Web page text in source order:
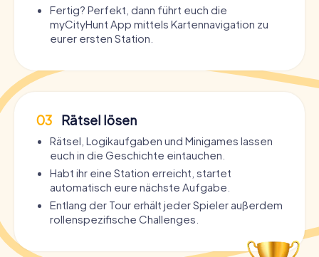
Fertig? Perfekt, dann führt euch die
myCityHunt App mittels Kartennavigation zu
eurer ersten Station.
03 Rätsel lösen
Rätsel, Logikaufgaben und Minigames lassen
euch in die Geschichte eintauchen.
Habt ihr eine Station erreicht, startet
automatisch eure nächste Aufgabe.
Entlang der Tour erhält jeder Spieler außerdem
rollenspezifische Challenges.